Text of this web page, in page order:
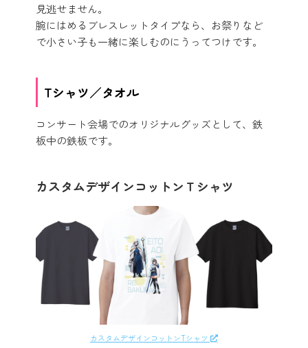
見逃せません。
腕にはめるブレスレットタイプなら、お祭りなど
で小さい子も一緒に楽しむのにうってつけです。
Tシャツ／タオル
コンサート会場でのオリジナルグッズとして、鉄
板中の鉄板です。
カスタムデザインコットンＴシャツ
カスタムデザインコットンTシャツ